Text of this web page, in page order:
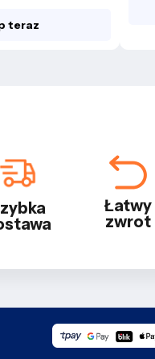
teraz
Łatwy
zwrot